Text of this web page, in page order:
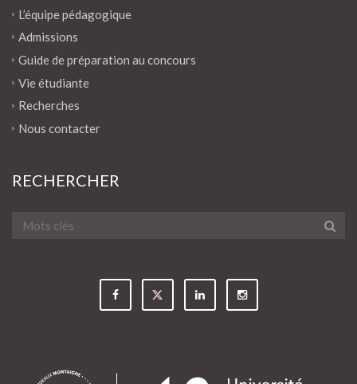
L’équipe pédagogique
Admissions
Guide de préparation au concours
Vie étudiante
Recherches
Nous contacter
RECHERCHER